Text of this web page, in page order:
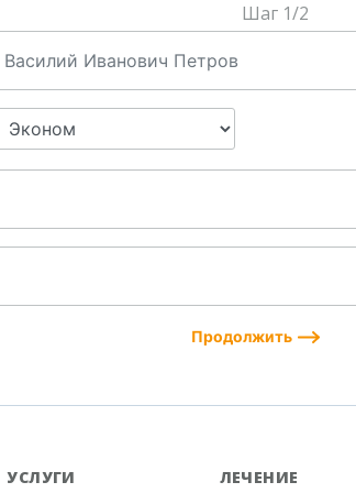
Шаг 1/2
УСЛУГИ ЛЕЧЕНИЕ